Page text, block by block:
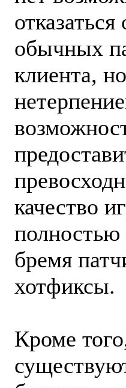
отказаться
обычных
клиента,
качество
бремя
хотфиксы.
Кроме